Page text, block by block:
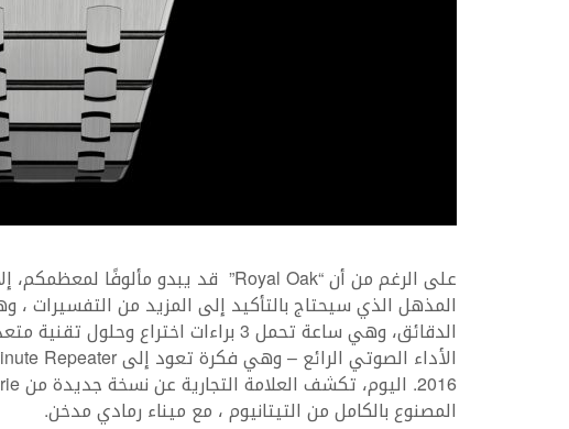
المصنوع بالكامل من التيتانيوم ، مع ميناء رمادي مدخن.